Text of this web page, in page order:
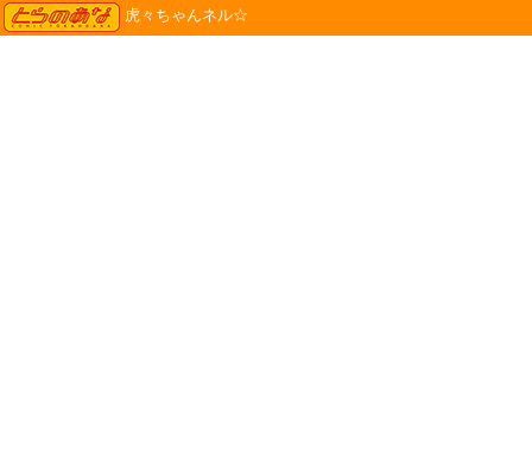
TORANOANA
虎々ちゃんネル☆